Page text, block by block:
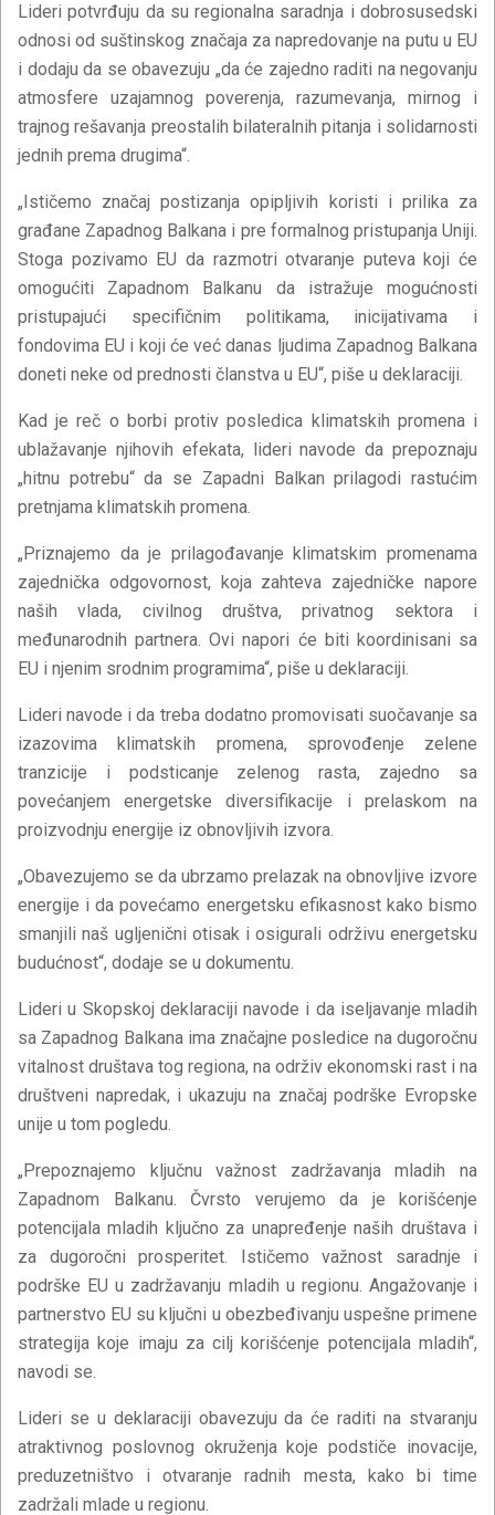
Lideri potvrđuju da su regionalna saradnja i dobrosusedski
odnosi od suštinskog značaja za napredovanje na putu u EU
i dodaju da se obavezuju „da će zajedno raditi na negovanju
atmosfere uzajamnog poverenja, razumevanja, mirnog i
trajnog rešavanja preostalih bilateralnih pitanja i solidarnosti
jednih prema drugima“.
„Ističemo značaj postizanja opipljivih koristi i prilika za
građane Zapadnog Balkana i pre formalnog pristupanja Uniji.
Stoga pozivamo EU da razmotri otvaranje puteva koji će
omogućiti Zapadnom Balkanu da istražuje mogućnosti
pristupajući specifičnim politikama, inicijativama i
fondovima EU i koji će već danas ljudima Zapadnog Balkana
doneti neke od prednosti članstva u EU“, piše u deklaraciji.
Kad je reč o borbi protiv posledica klimatskih promena i
ublažavanje njihovih efekata, lideri navode da prepoznaju
„hitnu potrebu“ da se Zapadni Balkan prilagodi rastućim
pretnjama klimatskih promena.
„Priznajemo da je prilagođavanje klimatskim promenama
zajednička odgovornost, koja zahteva zajedničke napore
naših vlada, civilnog društva, privatnog sektora i
međunarodnih partnera. Ovi napori će biti koordinisani sa
EU i njenim srodnim programima“, piše u deklaraciji.
Lideri navode i da treba dodatno promovisati suočavanje sa
izazovima klimatskih promena, sprovođenje zelene
tranzicije i podsticanje zelenog rasta, zajedno sa
povećanjem energetske diversifikacije i prelaskom na
proizvodnju energije iz obnovljivih izvora.
„Obavezujemo se da ubrzamo prelazak na obnovljive izvore
energije i da povećamo energetsku efikasnost kako bismo
smanjili naš ugljenični otisak i osigurali održivu energetsku
budućnost“, dodaje se u dokumentu.
Lideri u Skopskoj deklaraciji navode i da iseljavanje mladih
sa Zapadnog Balkana ima značajne posledice na dugoročnu
vitalnost društava tog regiona, na održiv ekonomski rast i na
društveni napredak, i ukazuju na značaj podrške Evropske
unije u tom pogledu.
„Prepoznajemo ključnu važnost zadržavanja mladih na
Zapadnom Balkanu. Čvrsto verujemo da je korišćenje
potencijala mladih ključno za unapređenje naših društava i
za dugoročni prosperitet. Ističemo važnost saradnje i
podrške EU u zadržavanju mladih u regionu. Angažovanje i
partnerstvo EU su ključni u obezbeđivanju uspešne primene
strategija koje imaju za cilj korišćenje potencijala mladih“,
navodi se.
Lideri se u deklaraciji obavezuju da će raditi na stvaranju
atraktivnog poslovnog okruženja koje podstiče inovacije,
preduzetništvo i otvaranje radnih mesta, kako bi time
zadržali mlade u regionu.